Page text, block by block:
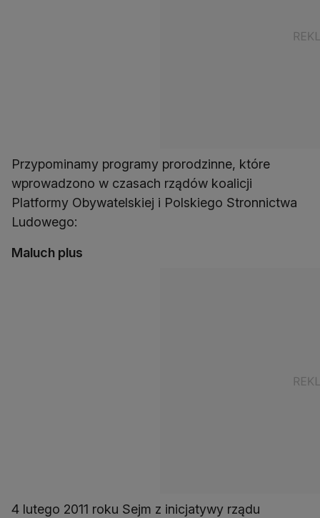
Przypominamy programy prorodzinne, które
wprowadzono w czasach rządów koalicji
Platformy Obywatelskiej i Polskiego Stronnictwa
Ludowego:
Maluch plus
4 lutego 2011 roku Sejm z inicjatywy rządu